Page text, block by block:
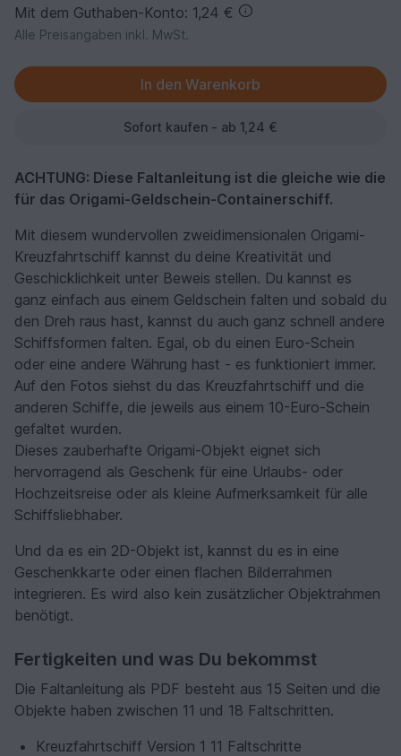
Mit dem Guthaben-Konto: 1,24 €
Alle Preisangaben inkl. MwSt.
Sofort kaufen - ab 1,24 €
ACHTUNG: Diese Faltanleitung ist die gleiche wie die
für das Origami-Geldschein-Containerschiff.
Mit diesem wundervollen zweidimensionalen Origami-
Kreuzfahrtschiff kannst du deine Kreativität und
Geschicklichkeit unter Beweis stellen. Du kannst es
ganz einfach aus einem Geldschein falten und sobald du
den Dreh raus hast, kannst du auch ganz schnell andere
Schiffsformen falten. Egal, ob du einen Euro-Schein
oder eine andere Währung hast - es funktioniert immer.
Auf den Fotos siehst du das Kreuzfahrtschiff und die
anderen Schiffe, die jeweils aus einem 10-Euro-Schein
gefaltet wurden.
Dieses zauberhafte Origami-Objekt eignet sich
hervorragend als Geschenk für eine Urlaubs- oder
Hochzeitsreise oder als kleine Aufmerksamkeit für alle
Schiffsliebhaber.
Und da es ein 2D-Objekt ist, kannst du es in eine
Geschenkkarte oder einen flachen Bilderrahmen
integrieren. Es wird also kein zusätzlicher Objektrahmen
benötigt.
Fertigkeiten und was Du bekommst
Die Faltanleitung als PDF besteht aus 15 Seiten und die
Objekte haben zwischen 11 und 18 Faltschritten.
Kreuzfahrtschiff Version 1 11 Faltschritte